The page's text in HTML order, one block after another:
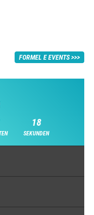
FORMEL E EVENTS
17
SEKUNDEN